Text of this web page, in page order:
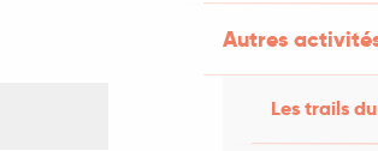
Autres
Les trails